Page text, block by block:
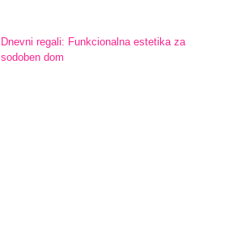
Dnevni regali: Funkcionalna estetika za
sodoben dom